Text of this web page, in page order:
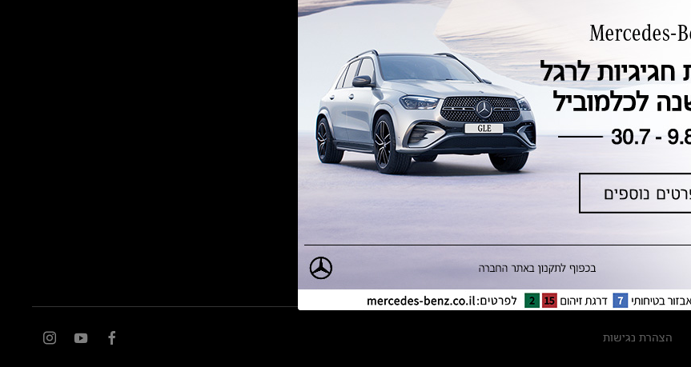
מגזין מרצדס-בנץ
ספרי רכב מרצדס-בנץ
נתוני זיהום אוויר וצריכת דלק וחשמל
נתוני תווית צמיגים
מחירון חלפים
הודעה על הטבות לרכבי מרצדס בהסדר
הצהרת נגישות